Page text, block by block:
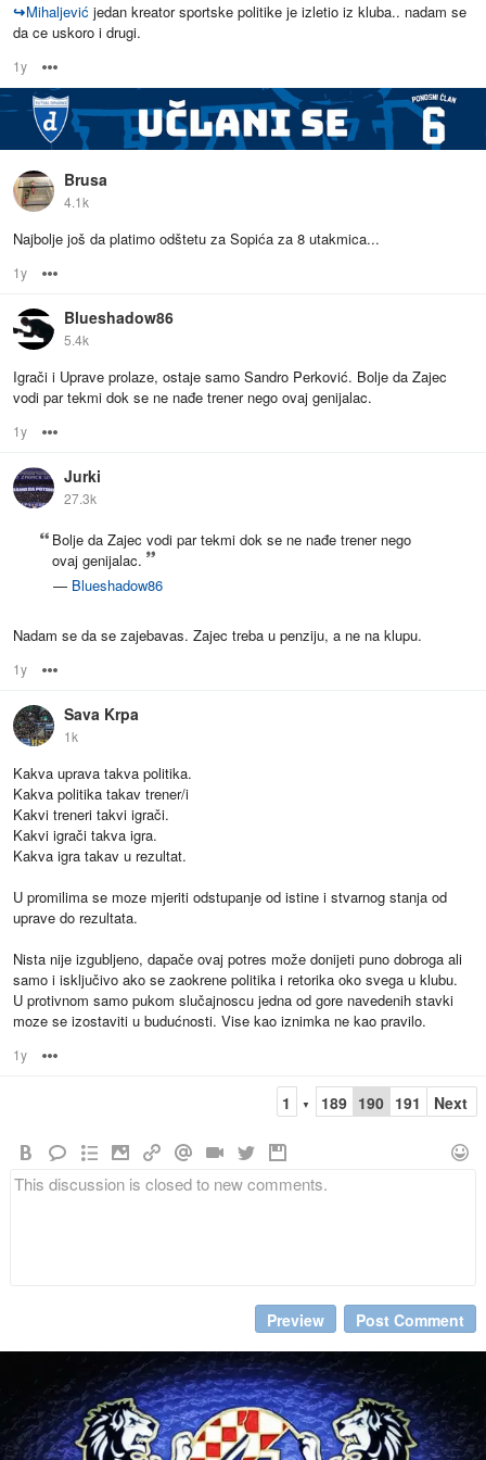
↪Mihaljević jedan kreator sportske politike je izletio iz kluba.. nadam se
da ce uskoro i drugi.
1y
Brusa
4.1k
Najbolje još da platimo odštetu za Sopića za 8 utakmica...
1y
Blueshadow86
5.4k
Igrači i Uprave prolaze, ostaje samo Sandro Perković. Bolje da Zajec
vodi par tekmi dok se ne nađe trener nego ovaj genijalac.
1y
Jurki
27.3k
Bolje da Zajec vodi par tekmi dok se ne nađe trener nego
ovaj genijalac.
— Blueshadow86
Nadam se da se zajebavas. Zajec treba u penziju, a ne na klupu.
1y
Sava Krpa
1k
Kakva uprava takva politika.
Kakva politika takav trener/i
Kakvi treneri takvi igrači.
Kakvi igrači takva igra.
Kakva igra takav u rezultat.
U promilima se moze mjeriti odstupanje od istine i stvarnog stanja od
uprave do rezultata.
Nista nije izgubljeno, dapače ovaj potres može donijeti puno dobroga ali
samo i isključivo ako se zaokrene politika i retorika oko svega u klubu.
U protivnom samo pukom slučajnoscu jedna od gore navedenih stavki
moze se izostaviti u budućnosti. Vise kao iznimka ne kao pravilo.
1y
1 ▼ 189 190 191 Next